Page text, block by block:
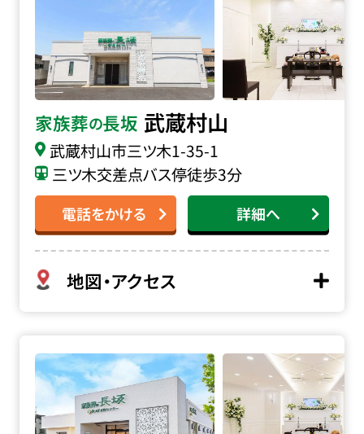
家族葬の長坂 武蔵村山
武蔵村山市三ツ木1-35-1
三ツ木交差点バス停徒歩3分
電話をかける 詳細へ
地図・アクセス